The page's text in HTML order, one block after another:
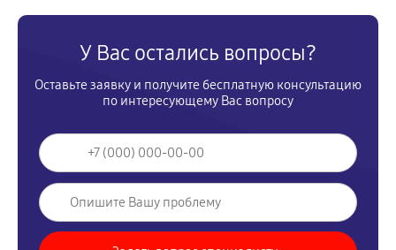
У Вас остались вопросы?
Оставьте заявку и получите бесплатную консультацию
по интересующему Вас вопросу